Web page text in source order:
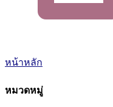
หน้าหลัก
หมวดหมู่